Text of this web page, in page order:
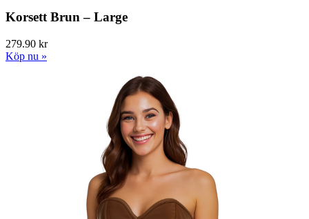
Korsett Brun – Large
279.90 kr
Köp nu »